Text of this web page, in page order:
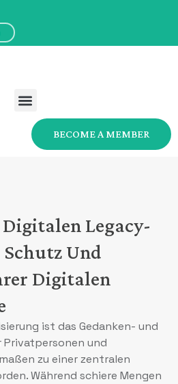
BECOME A MEMBER
Legacy-
Und
Digitalen
ist das Gedanken- und
und
zu einer zentralen
Während schiere Mengen